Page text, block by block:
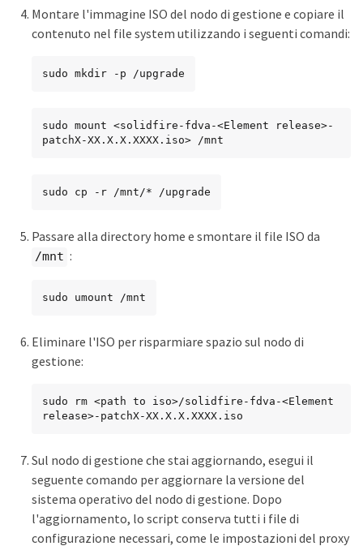
Montare l'immagine ISO del nodo di gestione e copiare il
contenuto nel file system utilizzando i seguenti comandi:
sudo mkdir -p /upgrade
sudo mount <solidfire-fdva-<Element release>-
patchX-XX.X.X.XXXX.iso> /mnt
sudo cp -r /mnt/* /upgrade
Passare alla directory home e smontare il file ISO da
/mnt :
sudo umount /mnt
Eliminare l'ISO per risparmiare spazio sul nodo di
gestione:
sudo rm <path to iso>/solidfire-fdva-<Element
release>-patchX-XX.X.X.XXXX.iso
Sul nodo di gestione che stai aggiornando, esegui il
seguente comando per aggiornare la versione del
sistema operativo del nodo di gestione. Dopo
l'aggiornamento, lo script conserva tutti i file di
configurazione necessari, come le impostazioni del proxy